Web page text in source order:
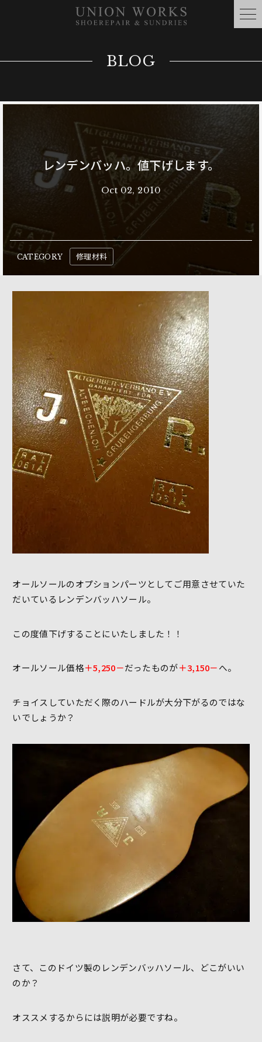
BLOG
レンデンバッハ。値下げします。
Oct 02, 2010
CATEGORY 修理材料
オールソールのオプションパーツとしてご用意させていた
だいているレンデンバッハソール。
この度値下げすることにいたしました！！
オールソール価格＋5,250－だったものが＋3,150－へ。
チョイスしていただく際のハードルが大分下がるのではな
いでしょうか？
さて、このドイツ製のレンデンバッハソール、どこがいい
のか？
オススメするからには説明が必要ですね。